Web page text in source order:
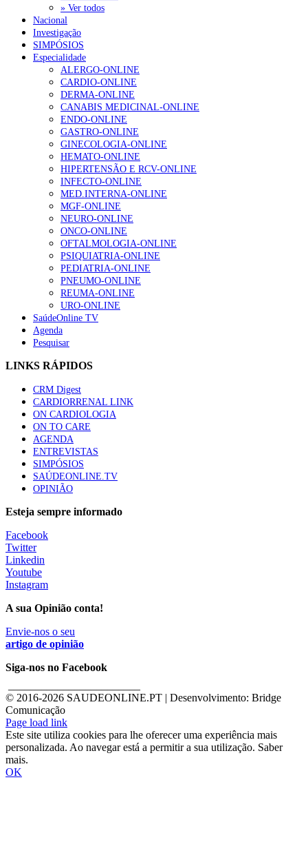
» Ver todos
Nacional
Investigação
SIMPÓSIOS
Especialidade
ALERGO-ONLINE
CARDIO-ONLINE
DERMA-ONLINE
CANABIS MEDICINAL-ONLINE
ENDO-ONLINE
GASTRO-ONLINE
GINECOLOGIA-ONLINE
HEMATO-ONLINE
HIPERTENSÃO E RCV-ONLINE
INFECTO-ONLINE
MED.INTERNA-ONLINE
MGF-ONLINE
NEURO-ONLINE
ONCO-ONLINE
OFTALMOLOGIA-ONLINE
PSIQUIATRIA-ONLINE
PEDIATRIA-ONLINE
PNEUMO-ONLINE
REUMA-ONLINE
URO-ONLINE
SaúdeOnline TV
Agenda
Pesquisar
LINKS RÁPIDOS
CRM Digest
CARDIORRENAL LINK
ON CARDIOLOGIA
ON TO CARE
AGENDA
ENTREVISTAS
SIMPÓSIOS
SAÚDEONLINE.TV
OPINIÃO
Esteja sempre informado
Facebook
Twitter
Linkedin
Youtube
Instagram
A sua Opinião conta!
Envie-nos o seu
artigo de opinião
Siga-nos no Facebook
© 2016-2026 SAUDEONLINE.PT | Desenvolvimento: Bridge
Comunicação
Page load link
Este site utiliza cookies para lhe oferecer uma experiência mais
personalizada. Ao navegar está a permitir a sua utilização. Saber
mais.
OK